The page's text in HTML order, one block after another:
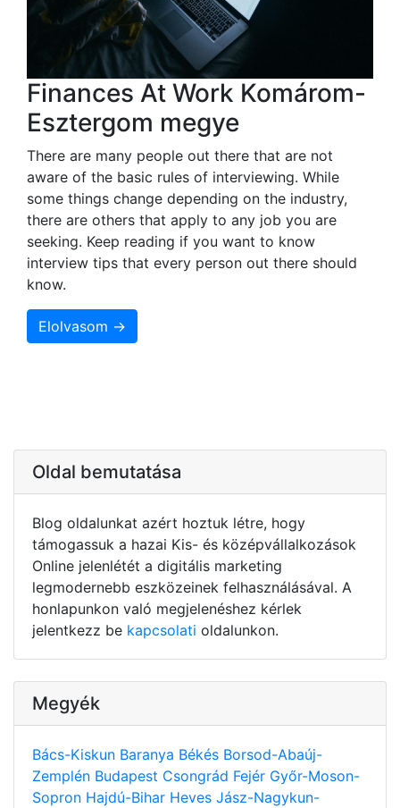
Finances At Work Komárom-
Esztergom megye
There are many people out there that are not
aware of the basic rules of interviewing. While
some things change depending on the industry,
there are others that apply to any job you are
seeking. Keep reading if you want to know
interview tips that every person out there should
know.
Elolvasom →
Oldal bemutatása
Blog oldalunkat azért hoztuk létre, hogy
támogassuk a hazai Kis- és középvállalkozások
Online jelenlétét a digitális marketing
legmodernebb eszközeinek felhasználásával. A
honlapunkon való megjelenéshez kérlek
jelentkezz be kapcsolati oldalunkon.
Megyék
Bács-Kiskun Baranya Békés Borsod-Abaúj-
Zemplén Budapest Csongrád Fejér Győr-Moson-
Sopron Hajdú-Bihar Heves Jász-Nagykun-